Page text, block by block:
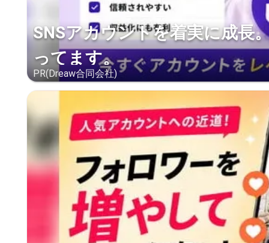
SNSアカウントを着実に成長
ってます。
PR(Dreaw合同会社)